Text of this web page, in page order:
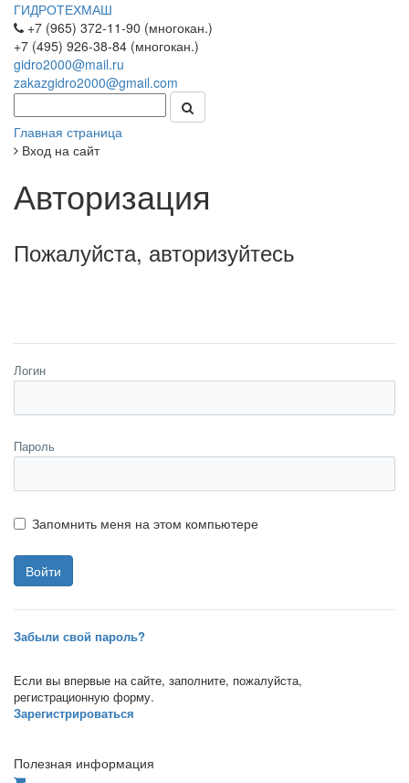
ГИДРОТЕХМАШ
+7 (965) 372-11-90 (многокан.)
+7 (495) 926-38-84 (многокан.)
gidro2000@mail.ru
zakazgidro2000@gmail.com
Главная страница
Вход на сайт
Авторизация
Пожалуйста, авторизуйтесь
Логин
Пароль
Запомнить меня на этом компьютере
Забыли свой пароль?
Если вы впервые на сайте, заполните, пожалуйста,
регистрационную форму.
Зарегистрироваться
Полезная информация